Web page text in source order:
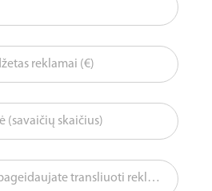
reklamai (€)
(savaičių skaičius)
transliuoti reklamą